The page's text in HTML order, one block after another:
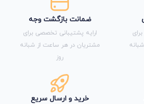
ضمانت بازگشت وجه
ارایه پشتیبانی تخصصی برای
مشتریان در هر ساعت از شبانه
روز
خرید و ارسال سریع